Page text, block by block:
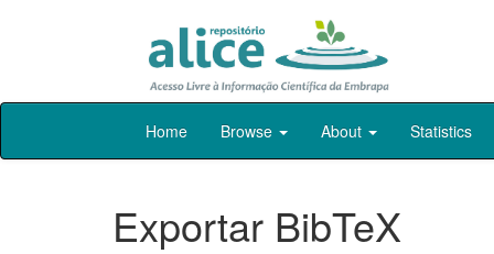
Skip
Home Browse About Statistics
Exportar BibTeX